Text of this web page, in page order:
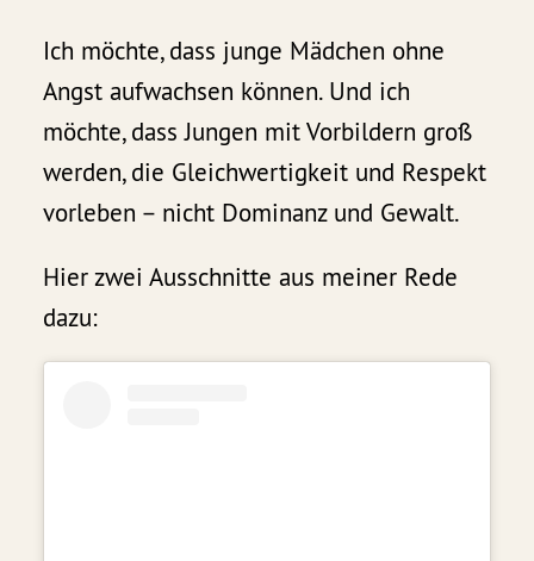
Ich möchte, dass junge Mädchen ohne
Angst aufwachsen können. Und ich
möchte, dass Jungen mit Vorbildern groß
werden, die Gleichwertigkeit und Respekt
vorleben – nicht Dominanz und Gewalt.
Hier zwei Ausschnitte aus meiner Rede
dazu: